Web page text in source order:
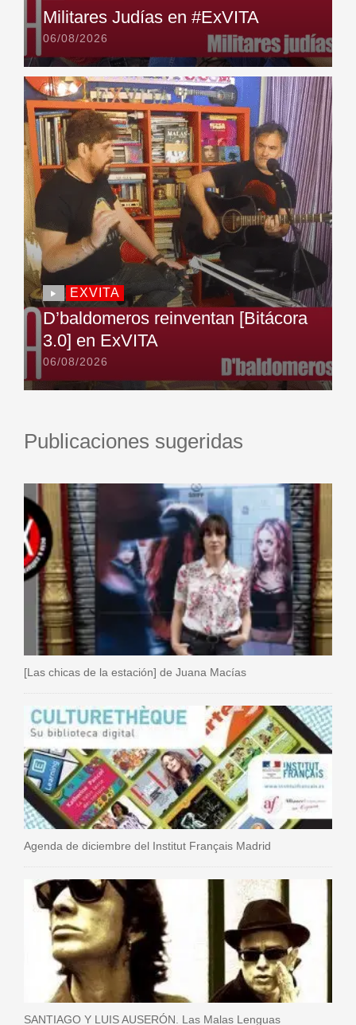
Militares Judías en #ExVITA
06/08/2026
EXVITA
D’baldomeros reinventan [Bitácora
3.0] en ExVITA
06/08/2026
Publicaciones sugeridas
[Las chicas de la estación] de Juana Macías
Agenda de diciembre del Institut Français Madrid
SANTIAGO Y LUIS AUSERÓN. Las Malas Lenguas